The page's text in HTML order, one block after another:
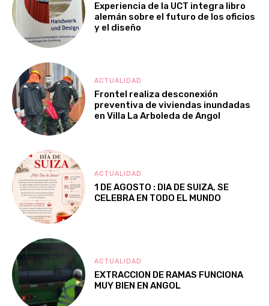
Experiencia de la UCT integra libro
alemán sobre el futuro de los oficios
y el diseño
ACTUALIDAD
Frontel realiza desconexión
preventiva de viviendas inundadas
en Villa La Arboleda de Angol
ACTUALIDAD
1 DE AGOSTO : DIA DE SUIZA, SE
CELEBRA EN TODO EL MUNDO
ACTUALIDAD
EXTRACCION DE RAMAS FUNCIONA
MUY BIEN EN ANGOL